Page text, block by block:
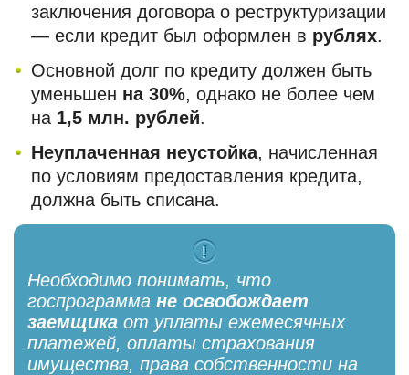
заключения договора о реструктуризации
— если кредит был оформлен в рублях.
Основной долг по кредиту должен быть
уменьшен на 30%, однако не более чем
на 1,5 млн. рублей.
Неуплаченная неустойка, начисленная
по условиям предоставления кредита,
должна быть списана.
Необходимо понимать, что
госпрограмма не освобождает
заемщика от уплаты ежемесячных
платежей, оплаты страхования
имущества, права собственности на